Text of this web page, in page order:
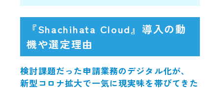
『Shachihata Cloud』導入の動
機や選定理由
検討課題だった申請業務のデジタル化が、
新型コロナ拡大で一気に現実味を帯びてきた